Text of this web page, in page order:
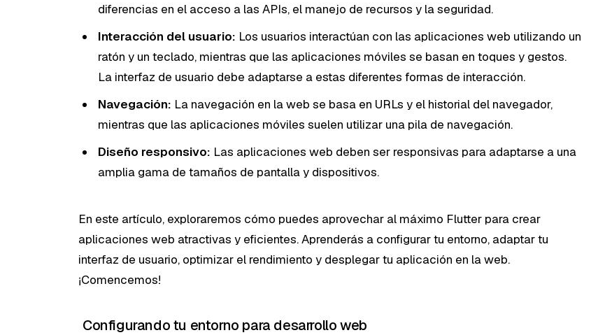
diferencias en el acceso a las APIs, el manejo de recursos y la seguridad.
Interacción del usuario: Los usuarios interactúan con las aplicaciones web utilizando un
ratón y un teclado, mientras que las aplicaciones móviles se basan en toques y gestos.
La interfaz de usuario debe adaptarse a estas diferentes formas de interacción.
Navegación: La navegación en la web se basa en URLs y el historial del navegador,
mientras que las aplicaciones móviles suelen utilizar una pila de navegación.
Diseño responsivo: Las aplicaciones web deben ser responsivas para adaptarse a una
amplia gama de tamaños de pantalla y dispositivos.
En este artículo, exploraremos cómo puedes aprovechar al máximo Flutter para crear
aplicaciones web atractivas y eficientes. Aprenderás a configurar tu entorno, adaptar tu
interfaz de usuario, optimizar el rendimiento y desplegar tu aplicación en la web.
¡Comencemos!
Configurando tu entorno para desarrollo web